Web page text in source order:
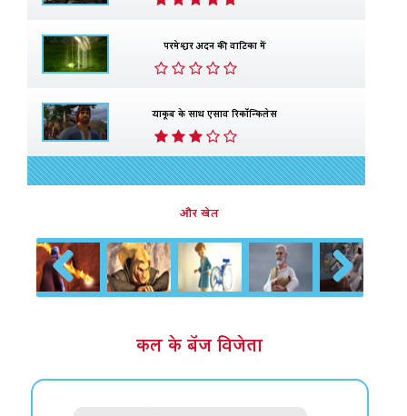
परमेश्वर अदन की वाटिका में
याकूब के साथ एसाव रिकॉन्किलेस
और खेल
Previous Next
कल के बॅज विजेता